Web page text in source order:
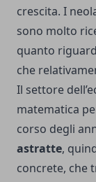
crescita. I
sono molto
quanto
che
Il settore
matematica
corso degli
astratte,
concrete, che